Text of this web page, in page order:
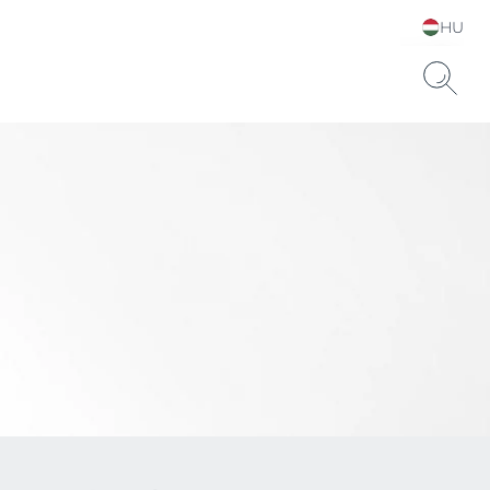
HU
Choose your Language &